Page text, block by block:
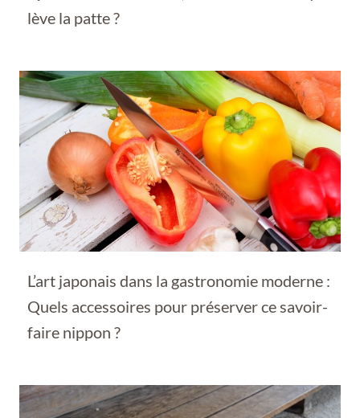
lève la patte ?
L’art japonais dans la gastronomie moderne :
Quels accessoires pour préserver ce savoir-
faire nippon ?